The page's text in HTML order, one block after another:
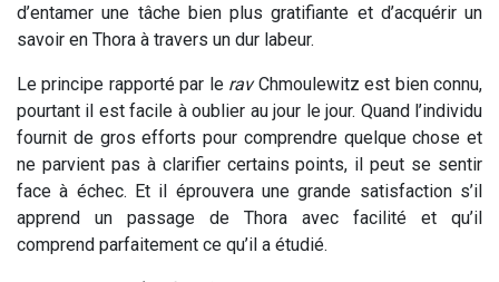
d’entamer une tâche bien plus gratifiante et d’acquérir un
savoir en Thora à travers un dur labeur.
Le principe rapporté par le ravChmoulewitz est bien connu,
pourtant il est facile à oublier au jour le jour. Quand l’individu
fournit de gros efforts pour comprendre quelque chose et
ne parvient pas à clarifier certains points, il peut se sentir
face à échec. Et il éprouvera une grande satisfaction s’il
apprend un passage de Thora avec facilité et qu’il
comprend parfaitement ce qu’il a étudié.